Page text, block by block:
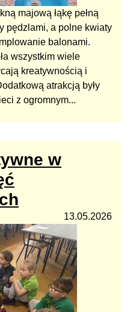
majową łąkę pełną
pędzlami, a polne kwiaty
balonami.
wszystkim wiele
kreatywnością i
atrakcją były
z ogromnym...
w
13.05.2026